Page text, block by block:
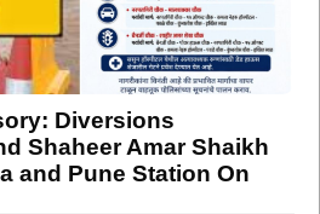
Diversions
Shaheer Amar Shaikh
and Pune Station On